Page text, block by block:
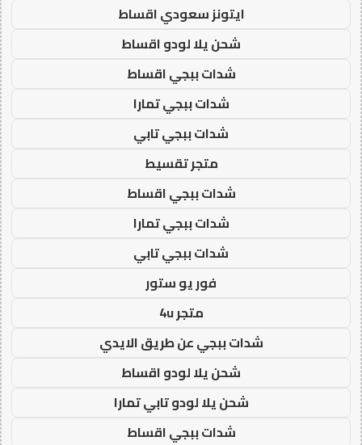
ايتونز سعودي اقساط
شحن يلا لودو اقساط
شدات ببجي اقساط
شدات ببجي تمارا
شدات ببجي تابي
متجر تقسيط
شدات ببجي اقساط
شدات ببجي تمارا
شدات ببجي تابي
فور يو ستور
متجر 4u
شدات ببجي عن طريق الايدي
شحن يلا لودو اقساط
شحن يلا لودو تابي تمارا
شدات ببجي اقساط